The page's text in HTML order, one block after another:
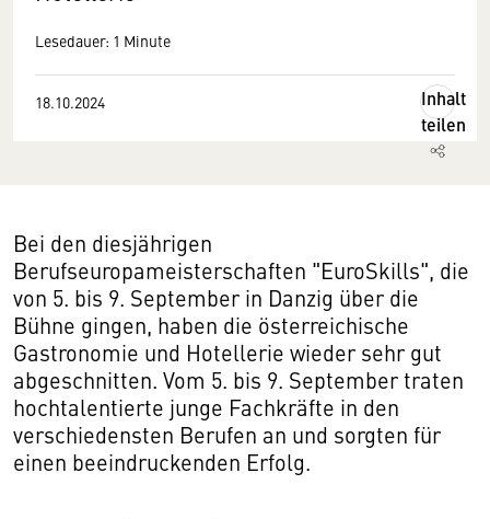
Lesedauer: 1 Minute
18.10.2024
Inhalt
teilen
Bei den diesjährigen
Berufseuropameisterschaften "EuroSkills", die
von 5. bis 9. September in Danzig über die
Bühne gingen, haben die österreichische
Gastronomie und Hotellerie wieder sehr gut
abgeschnitten. Vom 5. bis 9. September traten
hochtalentierte junge Fachkräfte in den
verschiedensten Berufen an und sorgten für
einen beeindruckenden Erfolg.